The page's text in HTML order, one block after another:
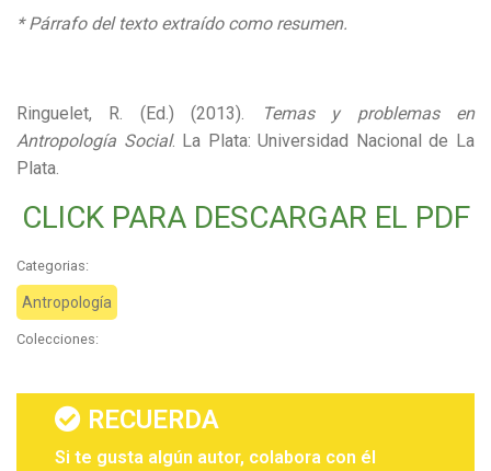
* Párrafo del texto extraído como resumen.
Ringuelet, R. (Ed.) (2013).
Temas y problemas en
Antropología Social. La Plata: Universidad Nacional de La
Plata.
CLICK PARA DESCARGAR EL PDF
Categorias:
Antropología
Colecciones:
RECUERDA
Si te gusta algún autor, colabora con él